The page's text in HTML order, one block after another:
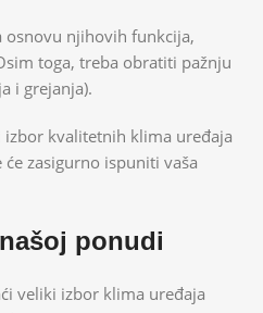
osnovu njihovih funkcija,
toga, treba obratiti pažnju
i grejanja).
izbor kvalitetnih klima uređaja
zasigurno ispuniti vaša
ponudi
veliki izbor klima uređaja